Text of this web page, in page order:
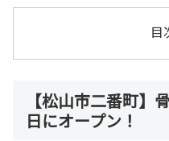
目
【松山市二番町】
日にオープン！